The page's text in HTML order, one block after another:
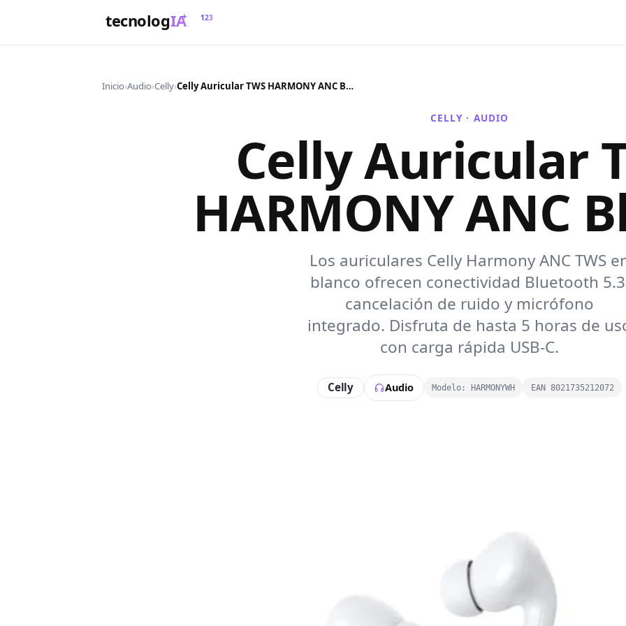
tecnologIA 123
Inicio›Audio›Celly› Celly Auricular TWS HARMONY ANC Blanco
CELLY · AUDIO
Celly Auricular
HARMONY ANC
Los auriculares Celly Harmony ANC TWS
blanco ofrecen conectividad Bluetooth
cancelación de ruido y micrófono
integrado. Disfruta de hasta 5 horas de
con carga rápida USB-C.
Celly Audio Modelo: HARMONYWH EAN 8021735212072